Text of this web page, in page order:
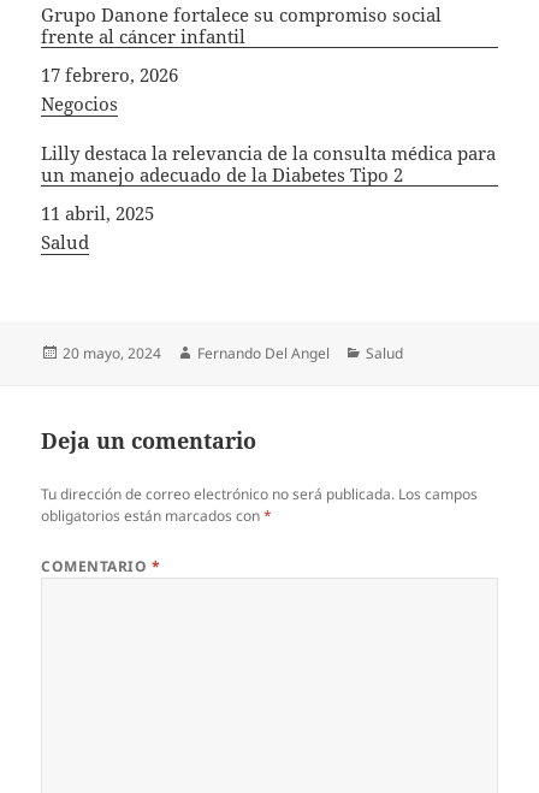
Grupo Danone fortalece su compromiso social
frente al cáncer infantil
Fecha
17 febrero, 2026
In relation to
Negocios
Lilly destaca la relevancia de la consulta médica para
un manejo adecuado de la Diabetes Tipo 2
Fecha
11 abril, 2025
In relation to
Salud
Publicado
20 mayo, 2024 Autor
Fernando Del Angel Categorías
Salud
Deja un comentario
Tu dirección de correo electrónico no será publicada. Los campos
obligatorios están marcados con*
COMENTARIO *